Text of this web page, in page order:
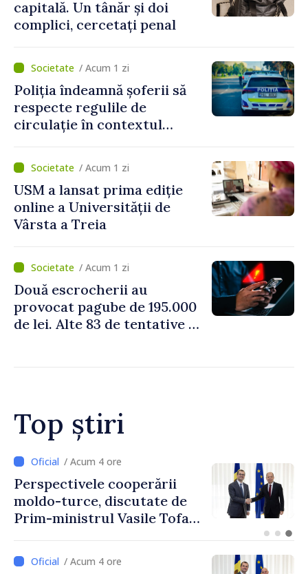
capitală. Un tânăr și doi
complici, cercetați penal
/ Acum 1 zi
Poliția îndeamnă șoferii să
respecte regulile de
circulație în contextul
perioada concediilor
/ Acum 1 zi
USM a lansat prima ediție
online a Universității de
Vârsta a Treia
/ Acum 1 zi
Două escrocherii au
provocat pagube de 195.000
de lei. Alte 83 de tentative au
Top știri
/ Acum 1 oră
Forumul Diasporei //
Republica Moldova,
promovată în Elveția prin
exporturi
/ Acum 4 ore